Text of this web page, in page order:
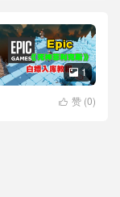
 1
 赞 (0)